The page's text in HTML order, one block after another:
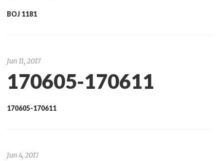
BOJ 1181
Jun 11, 2017
170605-170611
170605-170611
Jun 4, 2017